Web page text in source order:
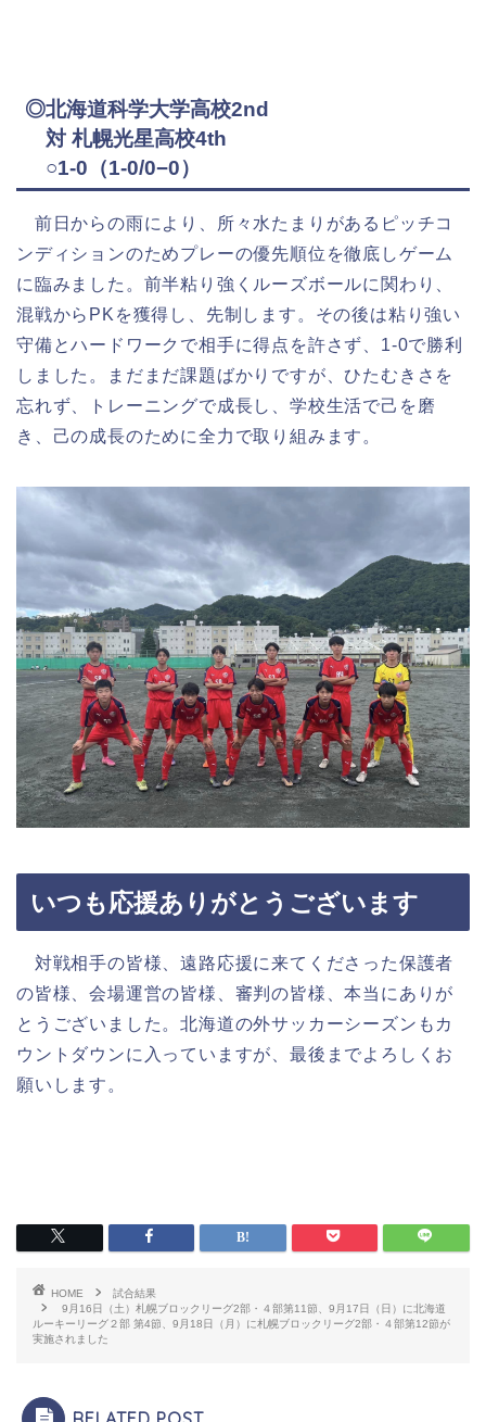
◎北海道科学大学高校2nd
対 札幌光星高校4th
○1-0（1-0/0−0）
前日からの雨により、所々水たまりがあるピッチコ
ンディションのためプレーの優先順位を徹底しゲーム
に臨みました。前半粘り強くルーズボールに関わり、
混戦からPKを獲得し、先制します。その後は粘り強い
守備とハードワークで相手に得点を許さず、1-0で勝利
しました。まだまだ課題ばかりですが、ひたむきさを
忘れず、トレーニングで成長し、学校生活で己を磨
き、己の成長のために全力で取り組みます。
いつも応援ありがとうございます
対戦相手の皆様、遠路応援に来てくださった保護者
の皆様、会場運営の皆様、審判の皆様、本当にありが
とうございました。北海道の外サッカーシーズンもカ
ウントダウンに入っていますが、最後までよろしくお
願いします。
HOME
試合結果
9月16日（土）札幌ブロックリーグ2部・４部第11節、9月17日（日）に北海道
ルーキーリーグ２部 第4節、9月18日（月）に札幌ブロックリーグ2部・４部第12節が
実施されました